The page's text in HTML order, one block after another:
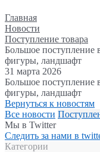
Главная
Новости
Поступление товара
Большое поступление
фигуры, ландшафт
31 марта 2026
Большое поступление
фигуры, ландшафт
Вернуться к новостям
Все новости
Мы в Twitter
Следить за нами в
Категории